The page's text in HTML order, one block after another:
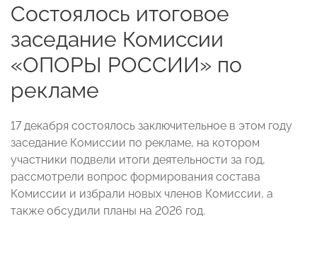
Состоялось итоговое
заседание Комиссии
«ОПОРЫ РОССИИ» по
рекламе
17 декабря состоялось заключительное в этом году
заседание Комиссии по рекламе, на котором
участники подвели итоги деятельности за год,
рассмотрели вопрос формирования состава
Комиссии и избрали новых членов Комиссии, а
также обсудили планы на 2026 год.